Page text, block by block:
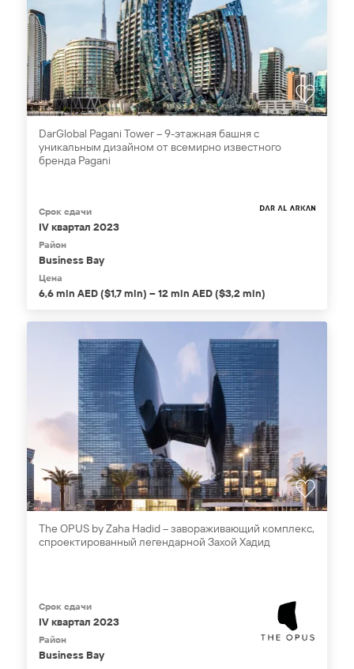
DarGlobal Pagani Tower – 9-этажная башня с
уникальным дизайном от всемирно известного
бренда Pagani
Срок сдачи
IV квартал 2023
Район
Business Bay
Цена
6,6 mln AED ($1,7 mln) – 12 mln AED ($3,2 mln)
The OPUS by Zaha Hadid – завораживающий комплекс,
спроектированный легендарной Захой Хадид
Срок сдачи
IV квартал 2023
Район
Business Bay